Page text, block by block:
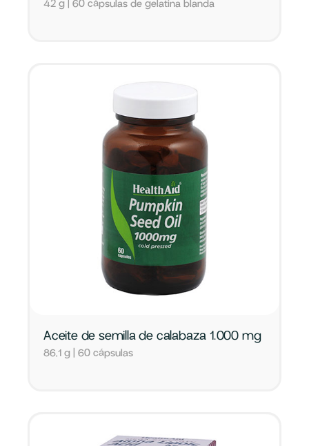
42 g | 60 cápsulas de gelatina blanda
Aceite de semilla de calabaza 1.000 mg
86,1 g | 60 cápsulas